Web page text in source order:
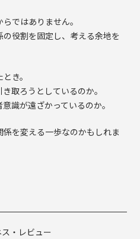
ではありません。
役割を固定し、考える余地を
き。
取ろうとしているのか。
識が遠ざかっているのか。
を変える一歩なのかもしれま
・レビュー